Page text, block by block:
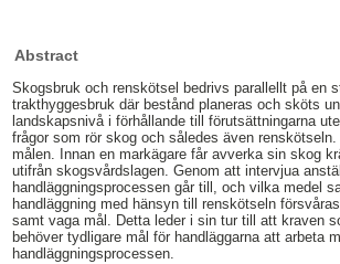
Abstract
Skogsbruk och renskötsel bedrivs parallellt på en
trakthyggesbruk där bestånd planeras och sköts
landskapsnivå i förhållande till förutsättningarna
frågor som rör skog och således även
målen. Innan en markägare får avverka sin skog
utifrån skogsvårdslagen. Genom att intervjua
handläggningsprocessen går till, och vilka medel
handläggning med hänsyn till renskötseln
samt vaga mål. Detta leder i sin tur till att kraven
behöver tydligare mål för handläggarna att
handläggningsprocessen.